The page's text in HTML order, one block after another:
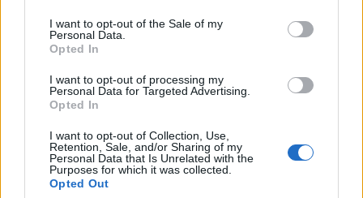
I want to opt-out of the Sale of my
Personal Data.
Opted In
I want to opt-out of processing my
Personal Data for Targeted Advertising.
Opted In
I want to opt-out of Collection, Use,
Retention, Sale, and/or Sharing of my
Personal Data that Is Unrelated with the
Purposes for which it was collected.
Opted Out